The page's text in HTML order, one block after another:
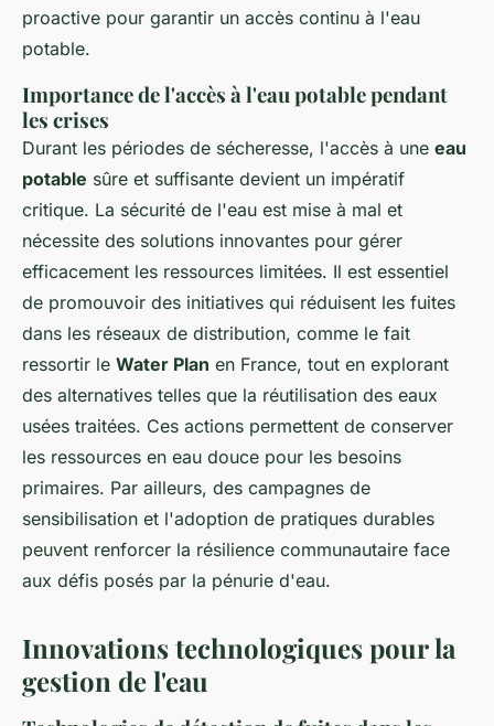
proactive pour garantir un accès continu à l'eau
potable.
Importance de l'accès à l'eau potable pendant
les crises
Durant les périodes de sécheresse, l'accès à une eau
potable sûre et suffisante devient un impératif
critique. La sécurité de l'eau est mise à mal et
nécessite des solutions innovantes pour gérer
efficacement les ressources limitées. Il est essentiel
de promouvoir des initiatives qui réduisent les fuites
dans les réseaux de distribution, comme le fait
ressortir le Water Plan en France, tout en explorant
des alternatives telles que la réutilisation des eaux
usées traitées. Ces actions permettent de conserver
les ressources en eau douce pour les besoins
primaires. Par ailleurs, des campagnes de
sensibilisation et l'adoption de pratiques durables
peuvent renforcer la résilience communautaire face
aux défis posés par la pénurie d'eau.
Innovations technologiques pour la
gestion de l'eau